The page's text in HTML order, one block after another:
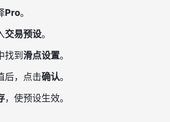
Pro。
交易预设。
找到滑点设置。
后，点击确认。
，使预设生效。